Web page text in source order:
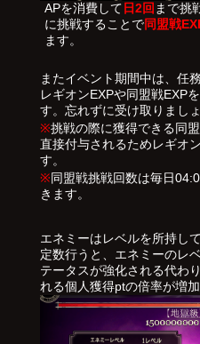
APを消費して 日2回 まで挑
に挑戦することで同盟戦
ます。
またイベント期間中は、任
レギオンEXPや同盟戦EXP
す。忘れずに受け取りましょ
※挑戦の際に獲得できる同
直接付与されるためレギオ
す。
※同盟戦挑戦回数は毎日
きます。
エネミーはレベルを所持し
定数行うと、エネミーのレ
テータスが強化される代わ
れる個人獲得ptの倍率が増加